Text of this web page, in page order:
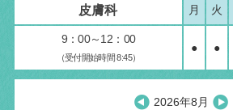
皮膚科 月 火
9：00～12：00
（受付開始時間 8:45）
● ●
2026年8月